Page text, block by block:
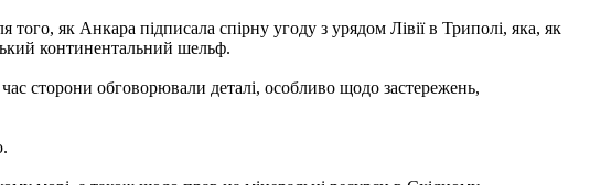
як Анкара підписала спірну угоду з урядом Лівії в Триполі, яка, як
континентальний шельф.
сторони обговорювали деталі, особливо щодо застережень,